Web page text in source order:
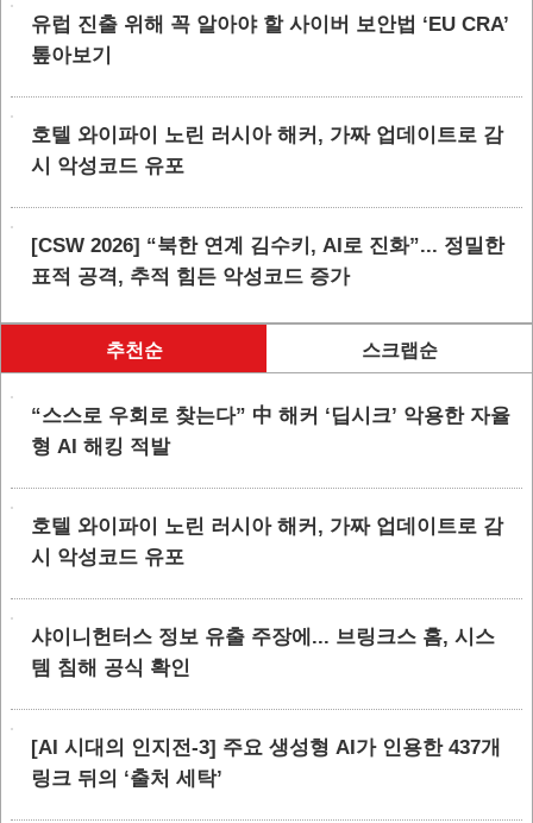
유럽 진출 위해 꼭 알아야 할 사이버 보안법 ‘EU CRA’
톺아보기
호텔 와이파이 노린 러시아 해커, 가짜 업데이트로 감
시 악성코드 유포
[CSW 2026] “북한 연계 김수키, AI로 진화”... 정밀한
표적 공격, 추적 힘든 악성코드 증가
추천순 스크랩순
“스스로 우회로 찾는다” 中 해커 ‘딥시크’ 악용한 자율
형 AI 해킹 적발
호텔 와이파이 노린 러시아 해커, 가짜 업데이트로 감
시 악성코드 유포
샤이니헌터스 정보 유출 주장에... 브링크스 홈, 시스
템 침해 공식 확인
[AI 시대의 인지전-3] 주요 생성형 AI가 인용한 437개
링크 뒤의 ‘출처 세탁’